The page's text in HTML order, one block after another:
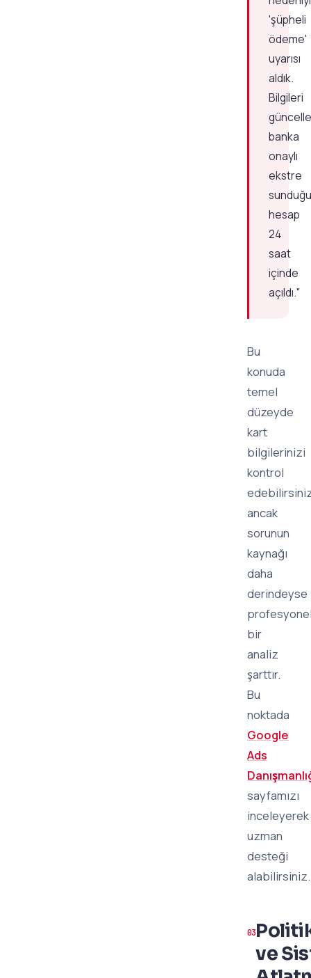
'şüpheli
ödeme'
uyarısı
aldık.
Bilgileri
banka
onaylı
ekstre
hesap
24
saat
içinde
açıldı."
Bu
konuda
temel
düzeyde
kart
bilgilerinizi
kontrol
ancak
sorunun
kaynağı
daha
derindeyse
bir
analiz
şarttır.
Bu
noktada
Google
Ads
sayfamızı
inceleyerek
uzman
desteği
alabilirsiniz.
ve